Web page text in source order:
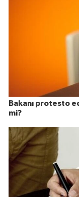
Bakanı protesto
mi?